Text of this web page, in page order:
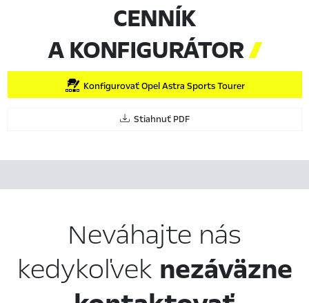
CENNÍK
A KONFIGURÁTOR
Konfigurovať Opel Astra Sports Tourer
Stiahnuť PDF
Neváhajte nás
kedykoľvek nezáväzne